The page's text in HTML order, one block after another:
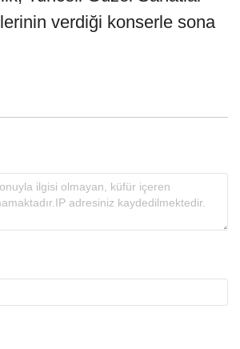
verdiği konserle sona